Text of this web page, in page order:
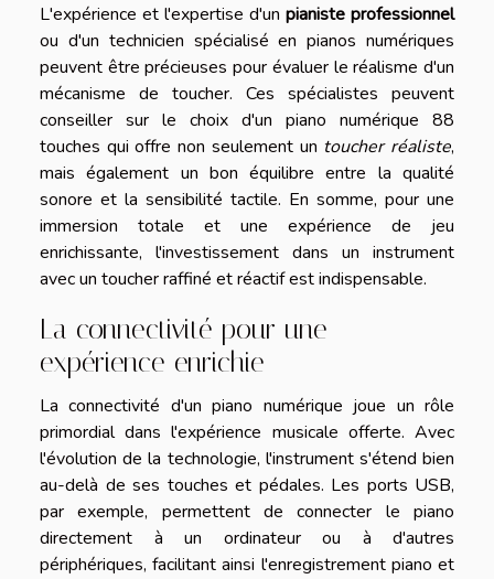
L'expérience et l'expertise d'un pianiste professionnel
ou d'un technicien spécialisé en pianos numériques
peuvent être précieuses pour évaluer le réalisme d'un
mécanisme de toucher. Ces spécialistes peuvent
conseiller sur le choix d'un piano numérique 88
touches qui offre non seulement un toucher réaliste,
mais également un bon équilibre entre la qualité
sonore et la sensibilité tactile. En somme, pour une
immersion totale et une expérience de jeu
enrichissante, l'investissement dans un instrument
avec un toucher raffiné et réactif est indispensable.
La connectivité pour une
expérience enrichie
La connectivité d'un piano numérique joue un rôle
primordial dans l'expérience musicale offerte. Avec
l'évolution de la technologie, l'instrument s'étend bien
au-delà de ses touches et pédales. Les ports USB,
par exemple, permettent de connecter le piano
directement à un ordinateur ou à d'autres
périphériques, facilitant ainsi l'enregistrement piano et